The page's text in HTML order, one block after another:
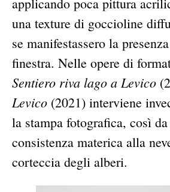
una texture di goccioline
se manifestassero la
finestra. Nelle opere di
Sentiero riva lago a Levico
Levico (2021) interviene
la stampa fotografica, così
consistenza materica alla
corteccia degli alberi.